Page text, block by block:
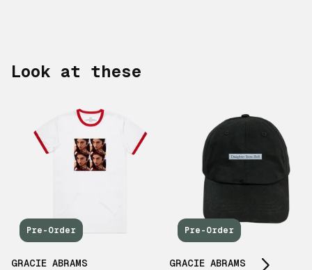
Look at these
Pre-Order
GRACIE ABRAMS
Pre-Order
GRACIE ABRAMS Scroll right